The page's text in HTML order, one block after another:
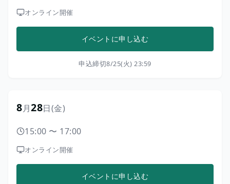
オンライン開催
イベントに申し込む
申込締切8/25(火) 23:59
8月28日(金)
15:00 〜 17:00
オンライン開催
イベントに申し込む